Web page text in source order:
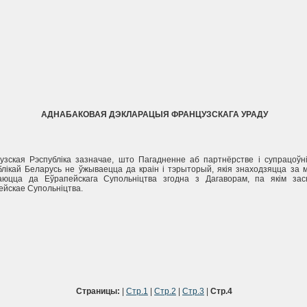
АДНАБАКОВАЯ ДЭКЛАРАЦЫЯ ФРАНЦУЗСКАГА УРАДУ
Рэспублiка зазначае, што Пагадненне аб партнёрстве i
Беларусь не ўжываецца да краiн i тэрыторый, якiя знаходзяцца за
да Еўрапейскага Супольнiцтва згодна з Дагаворам, па якiм
Супольнiцтва.
Страницы: Стр.1 Стр.2 Стр.3 Стр.4